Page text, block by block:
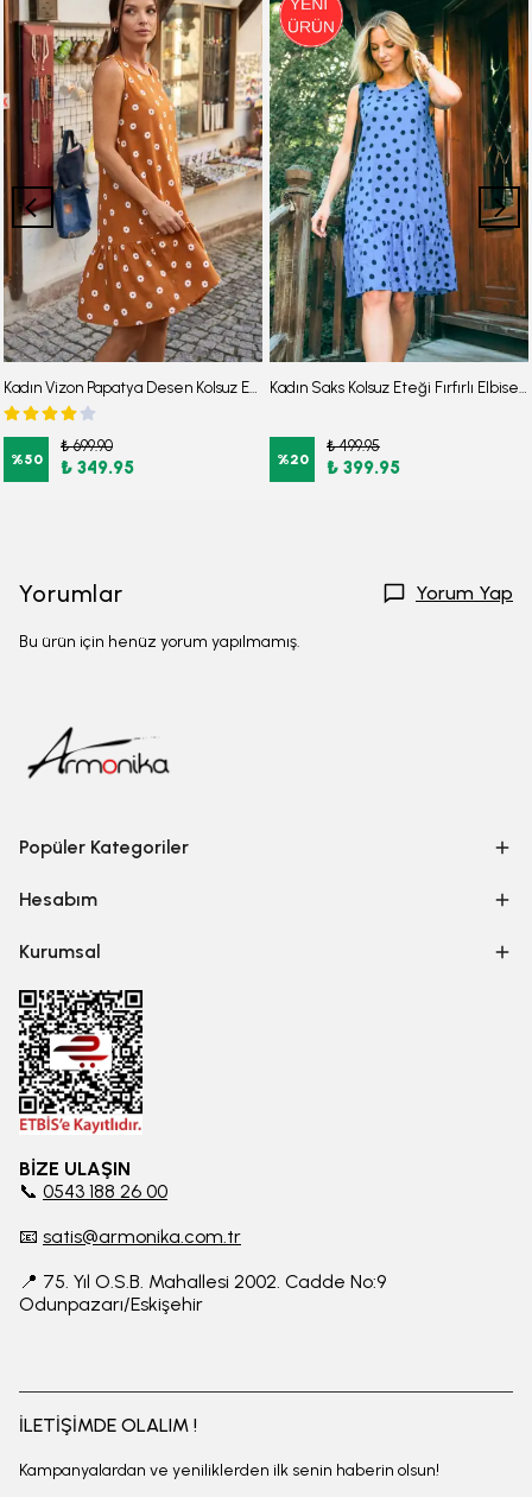
Kadın Vizon Papatya Desen Kolsuz Eteği Fırfırlı Elbise ARM-22Y001123
%50
₺ 699.90
₺ 349.95
Kadın Saks Kolsuz Eteği Fırfırlı Elbise ARM-26Y001117
%20
₺ 499.95
₺ 399.95
Yorumlar Yorum Yap
Bu ürün için henüz yorum yapılmamış.
Popüler Kategoriler
Hesabım
Kurumsal
BİZE ULAŞIN
📞 0543 188 26 00
📧 satis@armonika.com.tr
📍 75. Yıl O.S.B. Mahallesi 2002. Cadde No:9
Odunpazarı/Eskişehir
İLETİŞİMDE OLALIM !
Kampanyalardan ve yeniliklerden ilk senin haberin olsun!